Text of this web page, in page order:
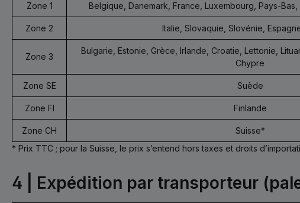
Zone 1 Belgique, Danemark, France, Luxembourg, Pays-
Zone 2 Italie, Slovaquie, Slovénie,
Zone 3
Bulgarie, Estonie, Grèce, Irlande, Croatie, Lettonie,
Chypre
Zone SE Suède
Zone FI Finlande
Zone CH Suisse*
* Prix TTC ; pour la Suisse, le prix s’entend hors taxes et droits
4 | Expédition par transporteur